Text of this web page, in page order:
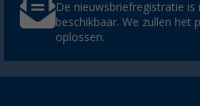
De nieuwsbriefregistratie
beschikbaar. We zullen het
oplossen.